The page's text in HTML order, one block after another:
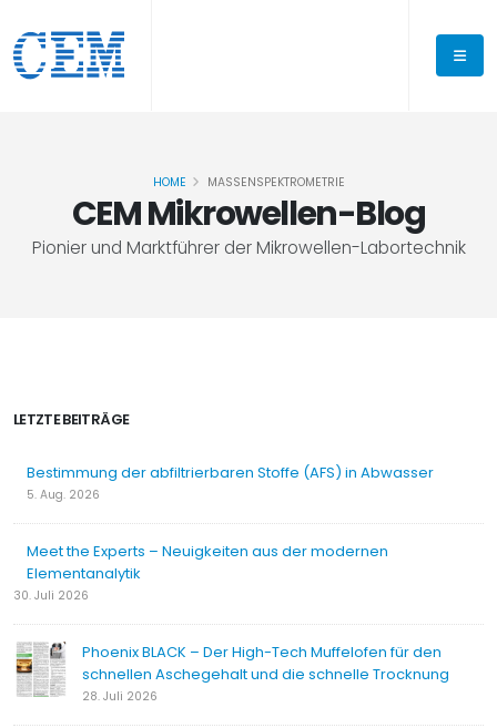
CEM Mikrowellen-Blog
Pionier und Marktführer der Mikrowellen-Labortechnik
HOME MASSENSPEKTROMETRIE
LETZTE BEITRÄGE
Bestimmung der abfiltrierbaren Stoffe (AFS) in Abwasser
5. Aug. 2026
Meet the Experts – Neuigkeiten aus der modernen
Elementanalytik
30. Juli 2026
Phoenix BLACK – Der High-Tech Muffelofen für den
schnellen Aschegehalt und die schnelle Trocknung
28. Juli 2026